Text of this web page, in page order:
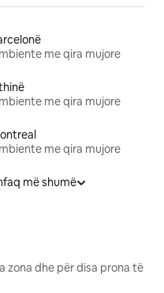
me qira mujore
me qira mujore
me qira mujore
më shumë
zona dhe për disa prona të